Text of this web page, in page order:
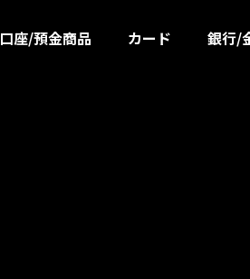
口座/預金商品 カード 銀行/